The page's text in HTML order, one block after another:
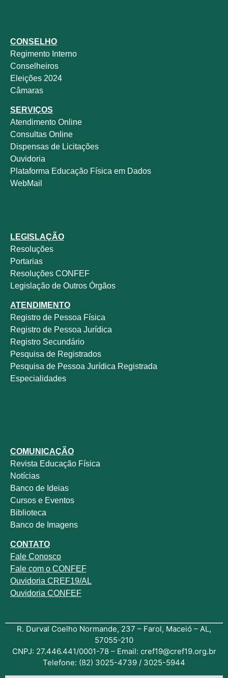
CONSELHO
Regimento Interno
Conselheiros
Eleições 2024
Câmaras
SERVIÇOS
Atendimento Online
Consultas Online
Dispensas de Licitações
Ouvidoria
Plataforma Educação Física em Dados
WebMail
LEGISLAÇÃO
Resoluções
Portarias
Resoluções CONFEF
Legislação de Outros Órgãos
ATENDIMENTO
Registro de Pessoa Física
Registro de Pessoa Jurídica
Registro Secundário
Pesquisa de Registrados
Pesquisa de Pessoa Jurídica Registrada
Especialidades
COMUNICAÇÃO
Revista Educação Física
Notícias
Banco de Ideias
Cursos e Eventos
Biblioteca
Banco de Imagens
CONTATO
Fale Conosco
Fale com o CONFEF
Ouvidoria CREF19/AL
Ouvidoria CONFEF
R. Durval Coelho Normande, 237 – Farol, Maceió – AL,
57055-210
CNPJ: 27.446.441/0001-78 – Email: cref19@cref19.org.br
Telefone: (82) 3025-4739 / 3025-5944